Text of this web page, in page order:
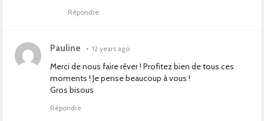
Répondre
Pauline • 12 years ago
Merci de nous faire rêver ! Profitez bien de tous ces
moments ! Je pense beaucoup à vous !
Gros bisous
Répondre